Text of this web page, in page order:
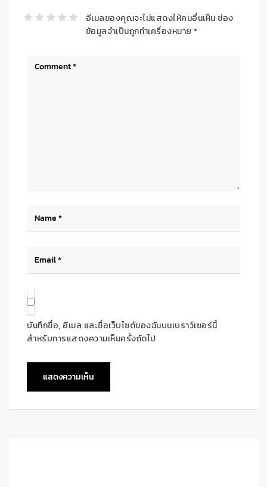
อีเมลของคุณจะไม่แสดงให้คนอื่นเห็น ช่อง
ข้อมูลจำเป็นถูกทำเครื่องหมาย *
บันทึกชื่อ, อีเมล และชื่อเว็บไซต์ของฉันบนเบราว์เซอร์นี้
สำหรับการแสดงความเห็นครั้งถัดไป